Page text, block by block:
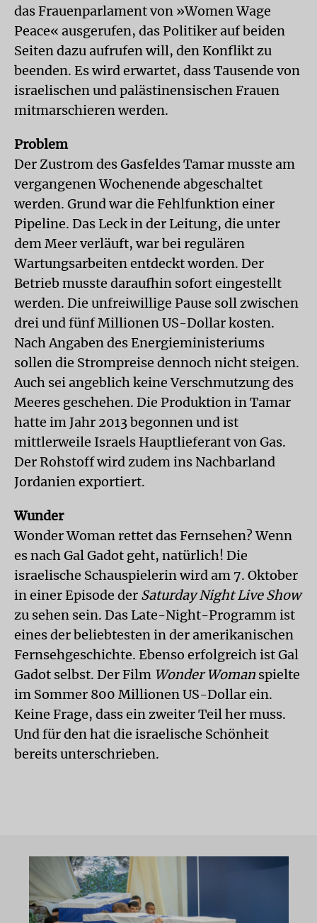
das Frauenparlament von »Women Wage
Peace« ausgerufen, das Politiker auf beiden
Seiten dazu aufrufen will, den Konflikt zu
beenden. Es wird erwartet, dass Tausende von
israelischen und palästinensischen Frauen
mitmarschieren werden.
Problem
Der Zustrom des Gasfeldes Tamar musste am
vergangenen Wochenende abgeschaltet
werden. Grund war die Fehlfunktion einer
Pipeline. Das Leck in der Leitung, die unter
dem Meer verläuft, war bei regulären
Wartungsarbeiten entdeckt worden. Der
Betrieb musste daraufhin sofort eingestellt
werden. Die unfreiwillige Pause soll zwischen
drei und fünf Millionen US-Dollar kosten.
Nach Angaben des Energieministeriums
sollen die Strompreise dennoch nicht steigen.
Auch sei angeblich keine Verschmutzung des
Meeres geschehen. Die Produktion in Tamar
hatte im Jahr 2013 begonnen und ist
mittlerweile Israels Hauptlieferant von Gas.
Der Rohstoff wird zudem ins Nachbarland
Jordanien exportiert.
Wunder
Wonder Woman rettet das Fernsehen? Wenn
es nach Gal Gadot geht, natürlich! Die
israelische Schauspielerin wird am 7. Oktober
in einer Episode der Saturday Night Live Show
zu sehen sein. Das Late-Night-Programm ist
eines der beliebtesten in der amerikanischen
Fernsehgeschichte. Ebenso erfolgreich ist Gal
Gadot selbst. Der Film Wonder Woman spielte
im Sommer 800 Millionen US-Dollar ein.
Keine Frage, dass ein zweiter Teil her muss.
Und für den hat die israelische Schönheit
bereits unterschrieben.